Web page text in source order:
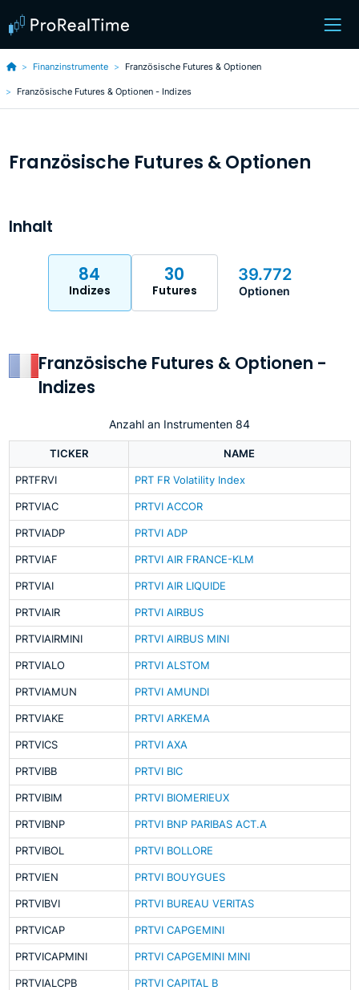
Finanzinstrumente Französische Futures & Optionen
Französische Futures & Optionen - Indizes
Französische Futures & Optionen
Inhalt
84
Indizes
30
Futures
39.772
Optionen
Französische Futures & Optionen -
Indizes
Anzahl an Instrumenten 84
TICKER NAME
PRTFRVI PRT FR Volatility Index
PRTVIAC PRTVI ACCOR
PRTVIADP PRTVI ADP
PRTVIAF PRTVI AIR FRANCE-KLM
PRTVIAI PRTVI AIR LIQUIDE
PRTVIAIR PRTVI AIRBUS
PRTVIAIRMINI PRTVI AIRBUS MINI
PRTVIALO PRTVI ALSTOM
PRTVIAMUN PRTVI AMUNDI
PRTVIAKE PRTVI ARKEMA
PRTVICS PRTVI AXA
PRTVIBB PRTVI BIC
PRTVIBIM PRTVI BIOMERIEUX
PRTVIBNP PRTVI BNP PARIBAS ACT.A
PRTVIBOL PRTVI BOLLORE
PRTVIEN PRTVI BOUYGUES
PRTVIBVI PRTVI BUREAU VERITAS
PRTVICAP PRTVI CAPGEMINI
PRTVICAPMINI PRTVI CAPGEMINI MINI
PRTVIALCPB PRTVI CAPITAL B